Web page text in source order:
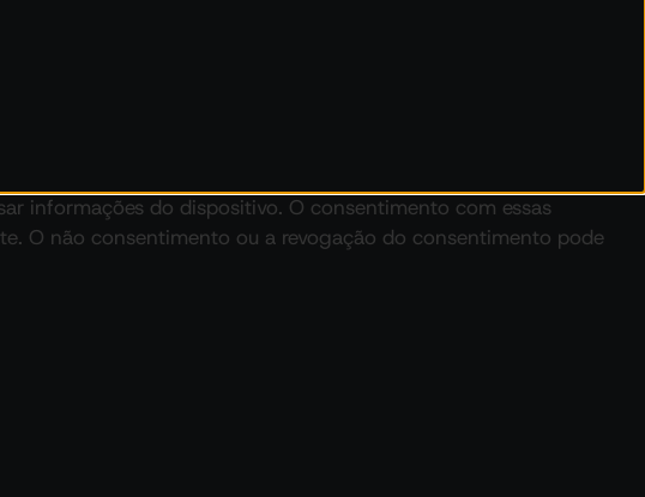
informações do dispositivo. O consentimento com essas
O não consentimento ou a revogação do consentimento pode